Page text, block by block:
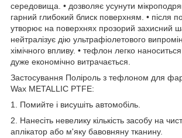
середовища. • дозволяє усунути
гарний глибокий блиск поверхням. • після
утворює на поверхнях прозорий захисний
нейтралізує дію ультрафіолетового
хімічного впливу. • тефлон легко
дуже економічно витрачається.
Застосування Поліроль з тефлоном для
Wax METALLIC PTFE:
1. Помийте і висушіть автомобіль.
2. Нанесіть невелику кількість засобу на
аплікатор або м'яку бавовняну тканину.